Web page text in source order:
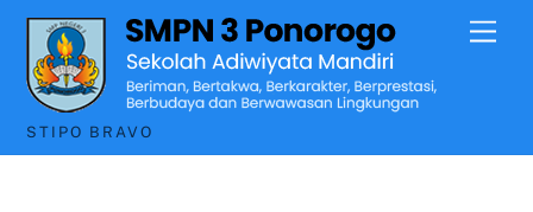
Skip
content
STIPO BRAVO